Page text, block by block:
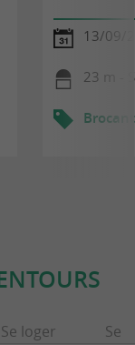
13/09/
23 m -
Se loger Se